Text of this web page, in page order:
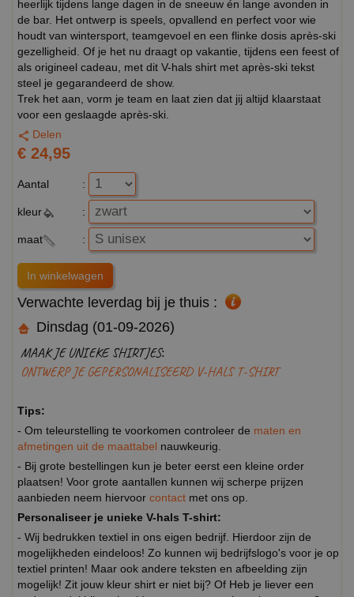
heerlijk tijdens lange dagen in de sneeuw én lange avonden in
de bar. Het ontwerp is speels, opvallend en perfect voor wie
houdt van wintersport, teamgevoel en een flinke dosis après-ski
gezelligheid. Of je het nu draagt op vakantie, tijdens een feest of
als origineel cadeau, met dit V-hals shirt met après-ski tekst
steel je gegarandeerd de show.
Trek het aan, vorm je team en laat zien dat jij altijd klaarstaat
voor een geslaagde après-ski.
Delen
€ 24,95
Aantal :
kleur :
maat :
Verwachte leverdag bij je thuis :
Dinsdag (01-09-2026)
MAAK JE UNIEKE SHIRTJES:
ONTWERP JE GEPERSONALISEERD V-HALS T-SHIRT
Tips:
- Om teleurstelling te voorkomen controleer de maten en
afmetingen uit de maattabel nauwkeurig.
- Bij grote bestellingen kun je beter eerst een kleine order
plaatsen! Voor grote aantallen kunnen wij scherpe prijzen
aanbieden neem hiervoor contact met ons op.
Personaliseer je unieke V-hals T-shirt:
- Wij bedrukken textiel in ons eigen bedrijf. Hierdoor zijn de
mogelijkheden eindeloos! Zo kunnen wij bedrijfslogo's voor je op
textiel printen! Maar ook andere teksten en afbeelding zijn
mogelijk! Zit jouw kleur shirt er niet bij? Of Heb je liever een